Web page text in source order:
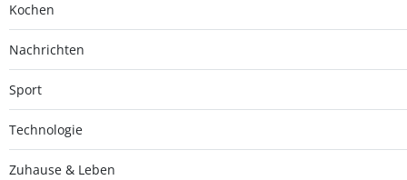
Kochen
Nachrichten
Sport
Technologie
Zuhause & Leben